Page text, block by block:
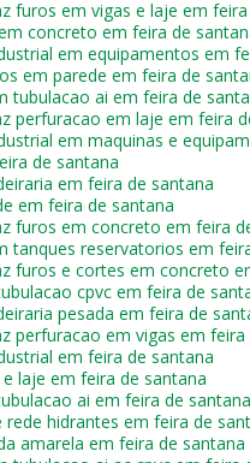
furos em vigas e laje em
concreto em feira de
em equipamentos em
em parede em feira de
tubulacao ai em feira de
perfuracao em laje em feira
em maquinas e
de santana
em feira de santana
em feira de santana
furos em concreto em feira
tanques reservatorios em
furos e cortes em concreto
cpvc em feira de
pesada em feira de
perfuracao em vigas em feira
em feira de santana
laje em feira de santana
ai em feira de santana
rede hidrantes em feira de
amarela em feira de santana